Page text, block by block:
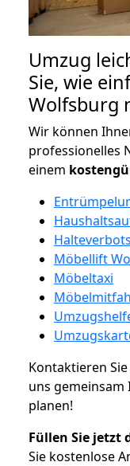
Umzug
Sie, wie
Wolfsburg
Wir können
professionelles
einem
Möbellift
Möbeltaxi
Kontaktieren
uns gemeinsam
planen!
Füllen Sie jetzt
Sie kostenlose